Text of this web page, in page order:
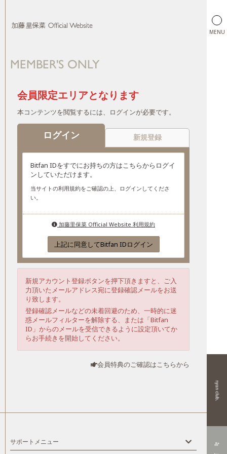
person_add_alt
MENU
MEMBER'S ONLY
会員限定エリアとなります
本コンテンツを閲覧するには、ログインが必要です。
ログイン 新規登録
Bitfan IDをすでにお持ちの方はこちらからログイ
ンしていただけます。
当サイトの利用規約をご確認の上、ログインしてくださ
い。
加藤里保菜 Official Website 利用規約
上記に同意してBitfan IDログイン
新規アカウント登録ボタンを押下頂きますと、ご入
力頂いたメールアドレス宛に登録確認メールをお送
り致します。
登録確認メールなどの未着回避のため、一時的に迷
惑メールフィルターを解除する、または「Bitfan
ID」からのメールを受信できるように設定頂いてか
らお手続きを開始してください。
会員特典のご確認はこちらから
サポートメニュー